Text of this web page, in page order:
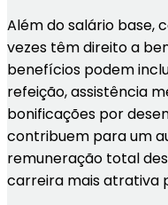
Além do salário base,
vezes têm direito a
benefícios podem
refeição, assistência
bonificações por
contribuem para um
remuneração total
carreira mais atrativa